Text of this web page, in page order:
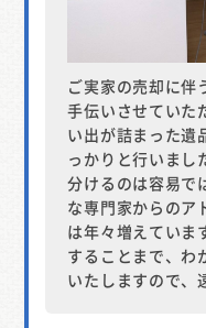
ご実家の売却に伴
手伝いさせていた
い出が詰まった遺
っかりと行いまし
分けるのは容易で
な専門家からのア
は年々増えていま
することまで、わ
いたしますので、